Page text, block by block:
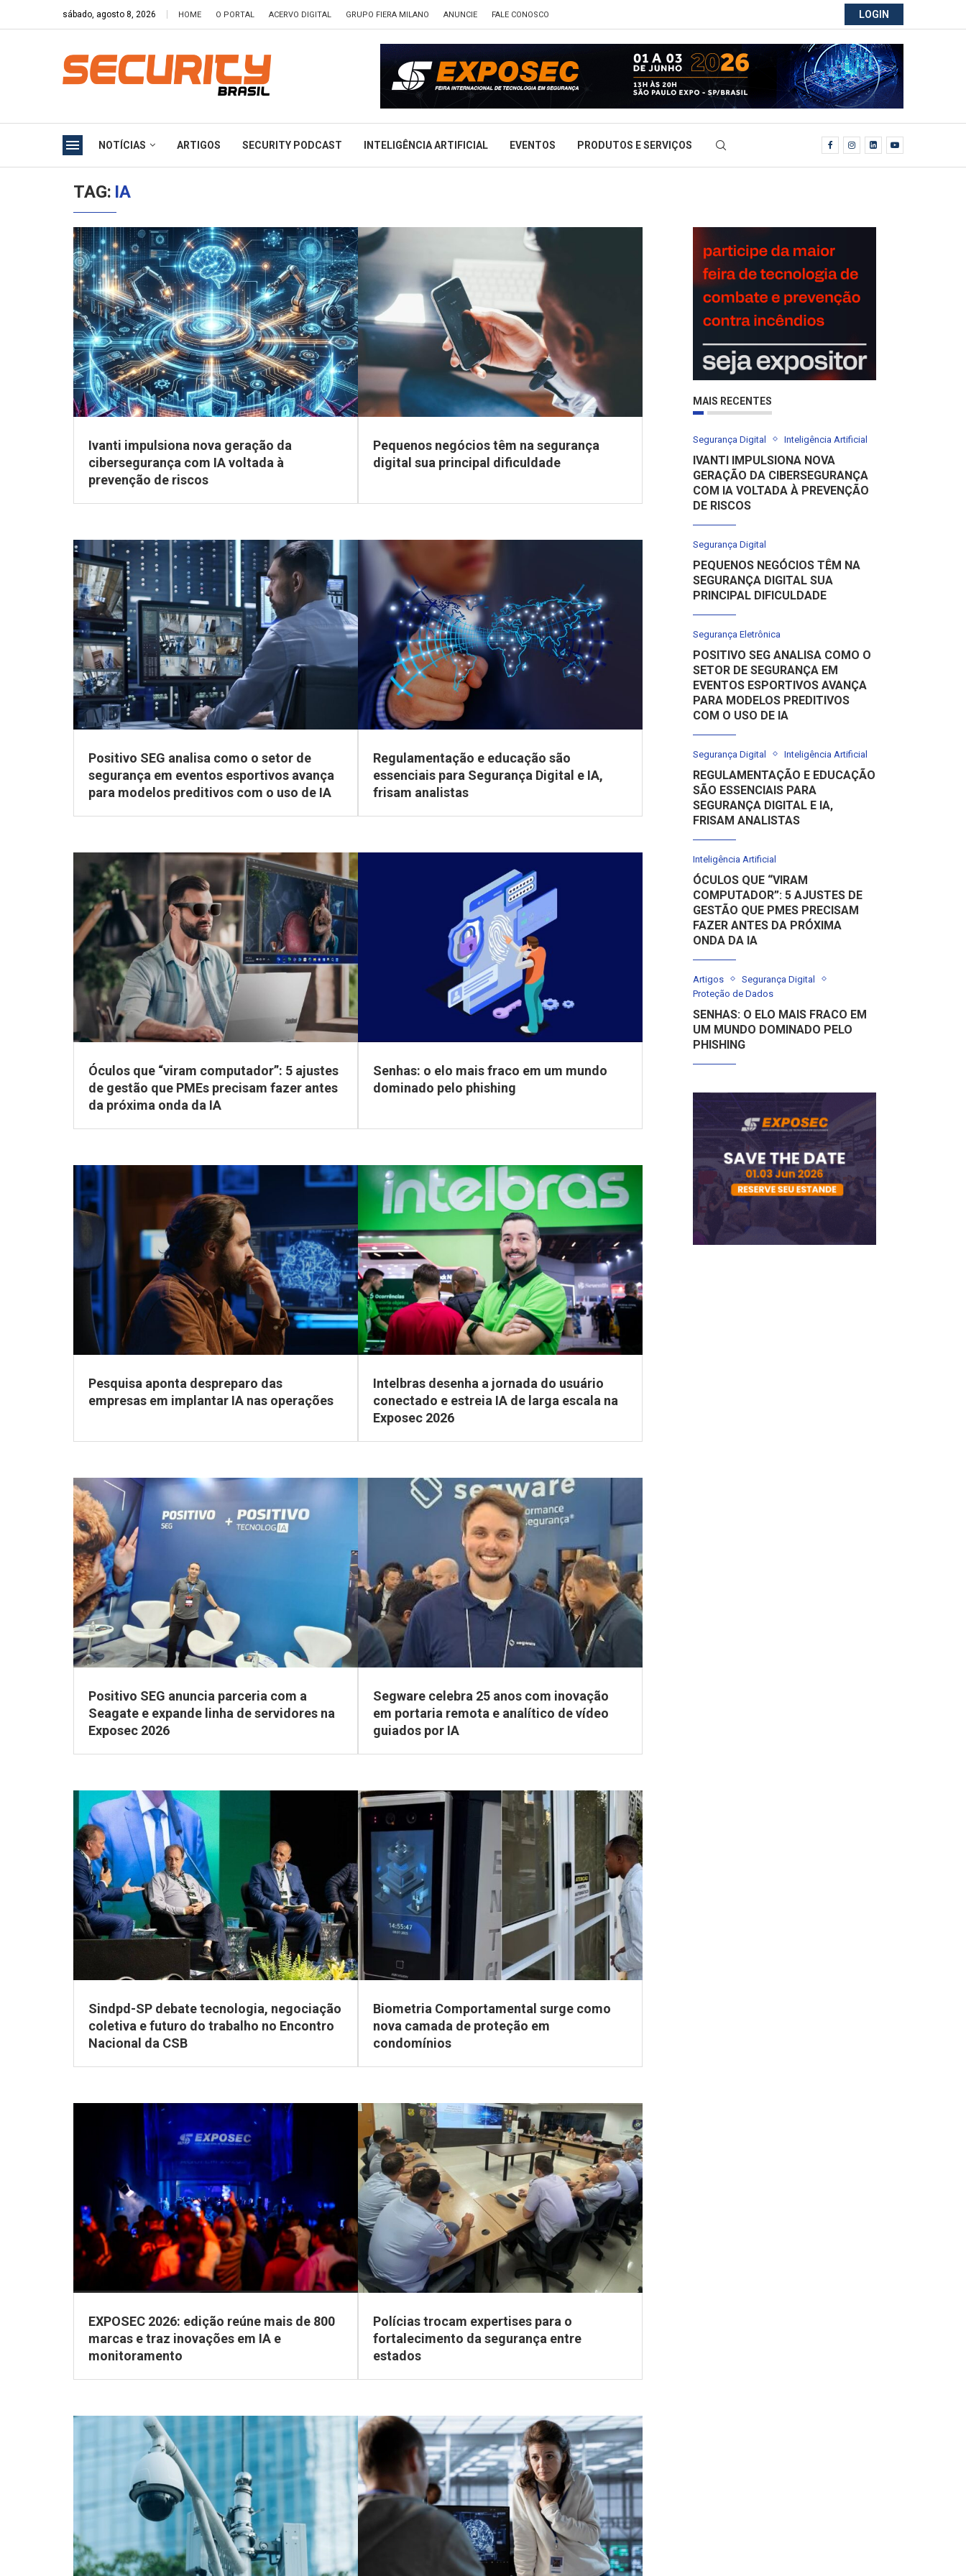
sábado, agosto 8, 2026 HOME O PORTAL ACERVO DIGITAL GRUPO FIERA MILANO ANUNCIE FALE CONOSCO LOGIN
NOTÍCIAS ARTIGOS SECURITY PODCAST INTELIGÊNCIA ARTIFICIAL EVENTOS PRODUTOS E SERVIÇOS
TAG: IA
Ivanti impulsiona nova geração da
cibersegurança com IA voltada à
prevenção de riscos
Pequenos negócios têm na segurança
digital sua principal dificuldade
Positivo SEG analisa como o setor de
segurança em eventos esportivos avança
para modelos preditivos com o uso de IA
Regulamentação e educação são
essenciais para Segurança Digital e IA,
frisam analistas
Óculos que “viram computador”: 5 ajustes
de gestão que PMEs precisam fazer antes
da próxima onda da IA
Senhas: o elo mais fraco em um mundo
dominado pelo phishing
Pesquisa aponta despreparo das
empresas em implantar IA nas operações
Intelbras desenha a jornada do usuário
conectado e estreia IA de larga escala na
Exposec 2026
Positivo SEG anuncia parceria com a
Seagate e expande linha de servidores na
Exposec 2026
Segware celebra 25 anos com inovação
em portaria remota e analítico de vídeo
guiados por IA
Sindpd-SP debate tecnologia, negociação
coletiva e futuro do trabalho no Encontro
Nacional da CSB
Biometria Comportamental surge como
nova camada de proteção em
condomínios
EXPOSEC 2026: edição reúne mais de 800
marcas e traz inovações em IA e
monitoramento
Polícias trocam expertises para o
fortalecimento da segurança entre
estados
MAIS RECENTES
Segurança Digital Inteligência Artificial
IVANTI IMPULSIONA NOVA
GERAÇÃO DA CIBERSEGURANÇA
COM IA VOLTADA À PREVENÇÃO
DE RISCOS
Segurança Digital
PEQUENOS NEGÓCIOS TÊM NA
SEGURANÇA DIGITAL SUA
PRINCIPAL DIFICULDADE
Segurança Eletrônica
POSITIVO SEG ANALISA COMO O
SETOR DE SEGURANÇA EM
EVENTOS ESPORTIVOS AVANÇA
PARA MODELOS PREDITIVOS
COM O USO DE IA
Segurança Digital Inteligência Artificial
REGULAMENTAÇÃO E EDUCAÇÃO
SÃO ESSENCIAIS PARA
SEGURANÇA DIGITAL E IA,
FRISAM ANALISTAS
Inteligência Artificial
ÓCULOS QUE “VIRAM
COMPUTADOR”: 5 AJUSTES DE
GESTÃO QUE PMES PRECISAM
FAZER ANTES DA PRÓXIMA
ONDA DA IA
Artigos
Segurança Digital
Proteção de Dados
SENHAS: O ELO MAIS FRACO EM
UM MUNDO DOMINADO PELO
PHISHING